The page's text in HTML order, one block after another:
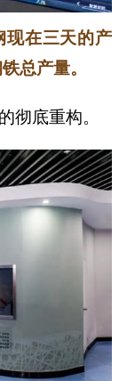
现在三天的产
总产量。
彻底重构。